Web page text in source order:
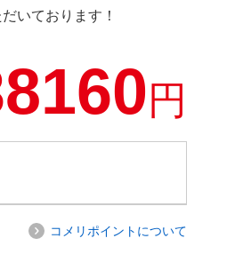
いております！
円
コメリポイントについて